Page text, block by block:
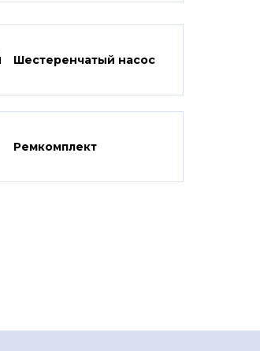
Шестеренчатый насос
Ремкомплект